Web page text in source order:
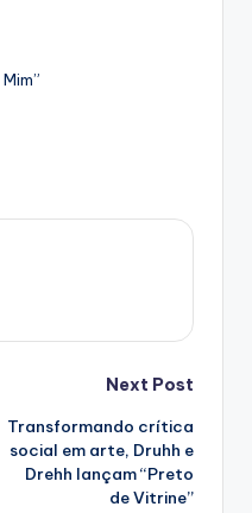
Next Post
Transformando crítica
social em arte, Druhh e
Drehh lançam “Preto
de Vitrine”